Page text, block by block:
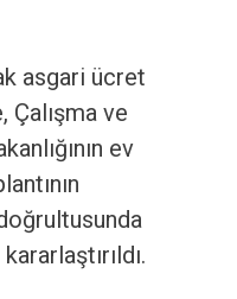
asgari ücret
ve
ev